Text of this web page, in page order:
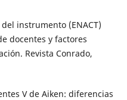
instrumento (ENACT)
docentes y factores
Revista Conrado,
V de Aiken: diferencias